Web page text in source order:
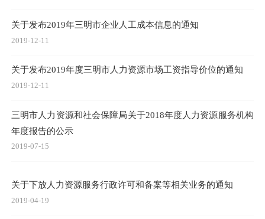
关于发布2019年三明市企业人工成本信息的通知
2019-12-11
关于发布2019年度三明市人力资源市场工资指导价位的通知
2019-12-11
三明市人力资源和社会保障局关于2018年度人力资源服务机构
年度报告的公示
2019-07-15
关于下放人力资源服务行政许可和备案等相关业务的通知
2019-04-19